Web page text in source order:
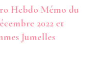
Hebdo Mémo du
2022 et
Jumelles